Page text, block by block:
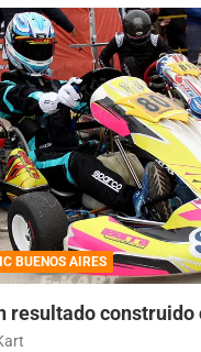
BUENOS AIRES
resultado